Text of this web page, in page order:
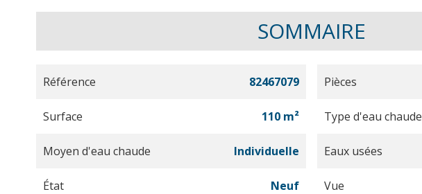
SOMMAIRE
Référence 82467079 Pièces
Surface 110 m² Type d'eau chaude
Moyen d'eau chaude Individuelle Eaux usées
État Neuf Vue